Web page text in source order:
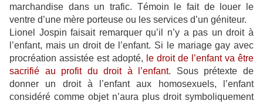
marchandise dans un trafic. Témoin le fait de louer le
ventre d’une mère porteuse ou les services d’un géniteur.
Lionel Jospin faisait remarquer qu’il n’y a pas un droit à
l’enfant, mais un droit de l’enfant. Si le mariage gay avec
procréation assistée est adopté, le droit de l’enfant va être
sacrifié au profit du droit à l’enfant. Sous prétexte de
donner un droit à l’enfant aux homosexuels, l’enfant
considéré comme objet n’aura plus droit symboliquement